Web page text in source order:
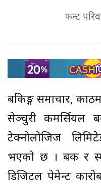
फन्ट
बैंकिङ्ग समाचार,
सेञ्चुरी कमर्सियल
टेक्नोलोजिज
भएको छ । बैंक र
डिजिटल पेमेन्ट